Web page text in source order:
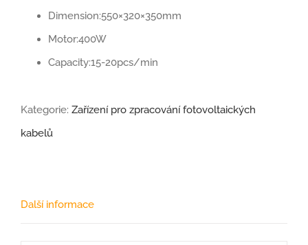
Dimension:550×320×350mm
Motor:400W
Capacity:15-20pcs/min
Kategorie: Zařízení pro zpracování fotovoltaických
kabelů
Další informace